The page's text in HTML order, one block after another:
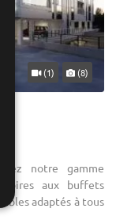
(1) (8)
notre gamme
aux buffets
adaptés à tous